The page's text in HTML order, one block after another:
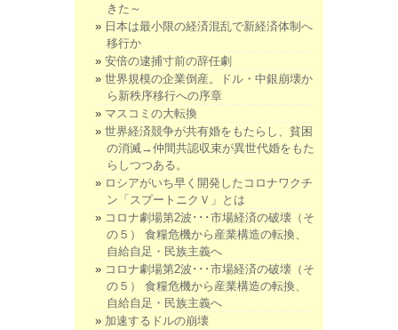
きた～
日本は最小限の経済混乱で新経済体制へ
移行か
安倍の逮捕寸前の辞任劇
世界規模の企業倒産。ドル・中銀崩壊か
ら新秩序移行への序章
マスコミの大転換
世界経済競争が共有婚をもたらし、貧困
の消滅→仲間共認収束が異世代婚をもた
らしつつある。
ロシアがいち早く開発したコロナワクチ
ン「スプートニクＶ」とは
コロナ劇場第2波･･･市場経済の破壊（そ
の５） 食糧危機から産業構造の転換、
自給自足・民族主義へ
コロナ劇場第2波･･･市場経済の破壊（そ
の５） 食糧危機から産業構造の転換、
自給自足・民族主義へ
加速するドルの崩壊